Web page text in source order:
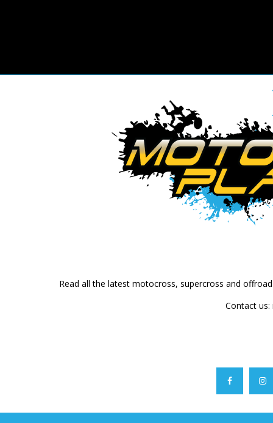
Read all the latest motocross, supercross and
Contact us: